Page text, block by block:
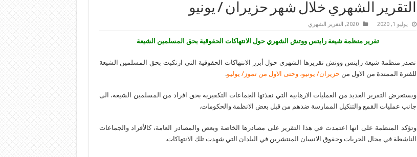
التقرير الشهري خلال شهر حزيران / يونيو
يوليو 1, 2020 2020
, التقرير الشهري
تقرير منظمة شيعة رايتس ووتش الشهري حول الانتهاكات الحقوقية بحق المسلمين الشيعة
تصدر منظمة شيعة رايتس ووتش تقريرها الشهري حول أبرز الانتهاكات الحقوقية التي ارتكبت بحق المسلمين الشيعة
للفترة الممتدة من الاول من حزيران/ يونيو، وحتى الاول من تموز/ يوليو.
ويستعرض التقرير العديد من العمليات الارهابية التي نفذتها الجماعات التكفيرية بحق افراد من المسلمين الشيعة، الى
جانب عمليات القمع والتنكيل الممارسة ضدهم من قبل بعض الانظمة والحكومات.
وتؤكد المنظمة على انها اعتمدت في هذا التقرير على مصادرها الخاصة وبعض والمصادر العامة، كالأفراد والجماعات
الناشطة في مجال الحريات وحقوق الانسان المنتشرين في البلدان التي شهدت تلك الانتهاكات.